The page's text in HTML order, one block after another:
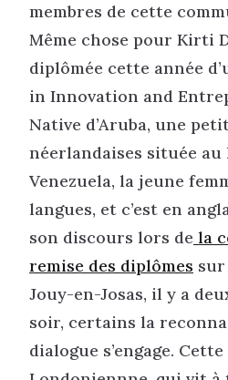
membres de cette
Même chose pour Kirti
diplômée cette année
in Innovation and
Native d’Aruba, une
néerlandaises située au
Venezuela, la jeune
langues, et c’est en
son discours lors de la
remise des diplômes sur
Jouy-en-Josas, il y a
soir, certains la
dialogue s’engage.